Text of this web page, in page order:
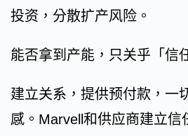
投资，分散扩产风险。
能否拿到产能，只关乎「信
建立关系，提供预付款，一
感。Marvell和供应商建立信